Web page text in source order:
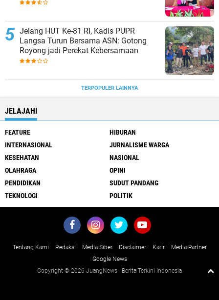
Jelang HUT Ke-81 RI, Kadis PUPR
Langsa Turun Bersama ASN: Gotong
Royong jadi Perekat Kebersamaan
TERPOPULER LAINNYA
JELAJAHI
FEATURE
HIBURAN
INTERNASIONAL
JURNALISME WARGA
KESEHATAN
NASIONAL
OLAHRAGA
OPINI
PENDIDIKAN
SUDUT PANDANG
TEKNOLOGI
POLITIK
Tentang Kami Redaksi Media Siber Disclaimer Karir
Media Partner
Google News
Copyright © 2026 JuangNews - Berita Terkini Indonesia